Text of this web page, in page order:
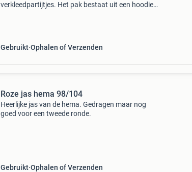
verkleedpartijtjes. Het pak bestaat uit een hoodie
Gebruikt Ophalen of Verzenden
Roze jas hema 98/104
Heerlijke jas van de hema. Gedragen maar nog
goed voor een tweede ronde.
Gebruikt Ophalen of Verzenden